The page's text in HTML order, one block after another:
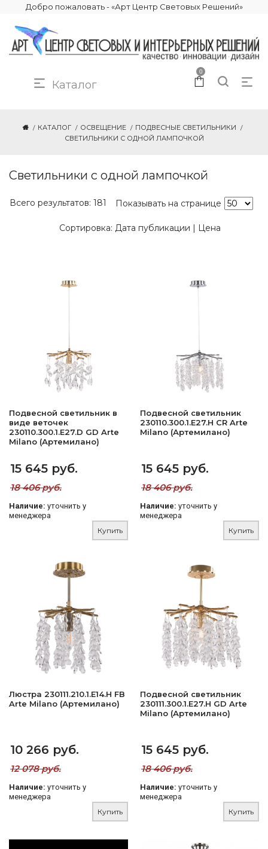
Добро пожаловать - «Арт Центр Световых Решений»
Каталог
0
КАТАЛОГ ОСВЕЩЕНИЕ
ПОДВЕСНЫЕ СВЕТИЛЬНИКИ
СВЕТИЛЬНИКИ С ОДНОЙ ЛАМПОЧКОЙ
Светильники с одной лампочкой
Всего результатов: 181 Показывать на странице
Сортировка: Дата публикации | Цена
Подвесной светильник в
виде веточек
230110.300.1.E27.D GD Arte
Milano (Артемилано)
15 645 руб.
18 406 руб.
Наличие: уточнить у
менеджера
Купить
Подвесной светильник
230110.300.1.E27.H CR Arte
Milano (Артемилано)
15 645 руб.
18 406 руб.
Наличие: уточнить у
менеджера
Купить
Люстра 230111.210.1.E14.H FB
Arte Milano (Артемилано)
10 266 руб.
12 078 руб.
Наличие: уточнить у
менеджера
Купить
Подвесной светильник
230111.300.1.E27.H GD Arte
Milano (Артемилано)
15 645 руб.
18 406 руб.
Наличие: уточнить у
менеджера
Купить